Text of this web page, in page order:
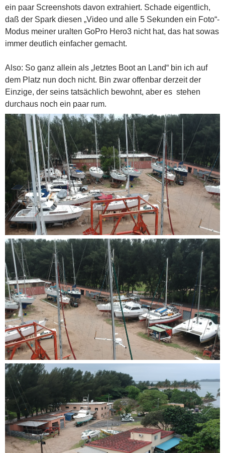
ein paar Screenshots davon extrahiert. Schade eigentlich,
daß der Spark diesen „Video und alle 5 Sekunden ein Foto“-
Modus meiner uralten GoPro Hero3 nicht hat, das hat sowas
immer deutlich einfacher gemacht.
Also: So ganz allein als „letztes Boot an Land“ bin ich auf
dem Platz nun doch nicht. Bin zwar offenbar derzeit der
Einzige, der seins tatsächlich bewohnt, aber es stehen
durchaus noch ein paar rum.